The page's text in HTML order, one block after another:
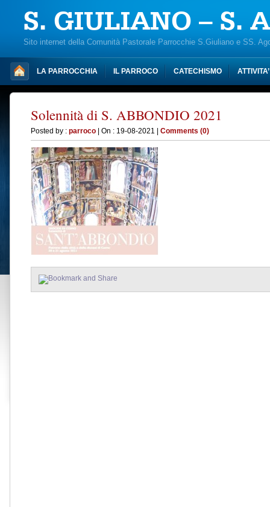
S. GIULIANO – S.
Sito internet della Comunità Pastorale Parrocchie S.Giuliano e SS.
LA PARROCCHIA IL PARROCO CATECHISMO
Solennità di S. ABBONDIO 2021
Posted by : parroco | On : 19-08-2021 | Comments (0)